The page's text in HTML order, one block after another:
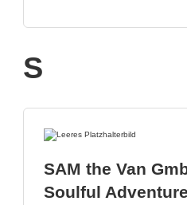
S
SAM the Van
Soulful Adventure